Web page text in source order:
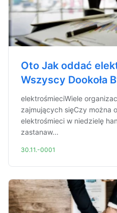
Oto Jak oddać
Wszyscy Dookoła
elektrośmieciWiele
zajmujących sięCzy można
elektrośmieci w niedzielę
zastanaw...
30.11.-0001